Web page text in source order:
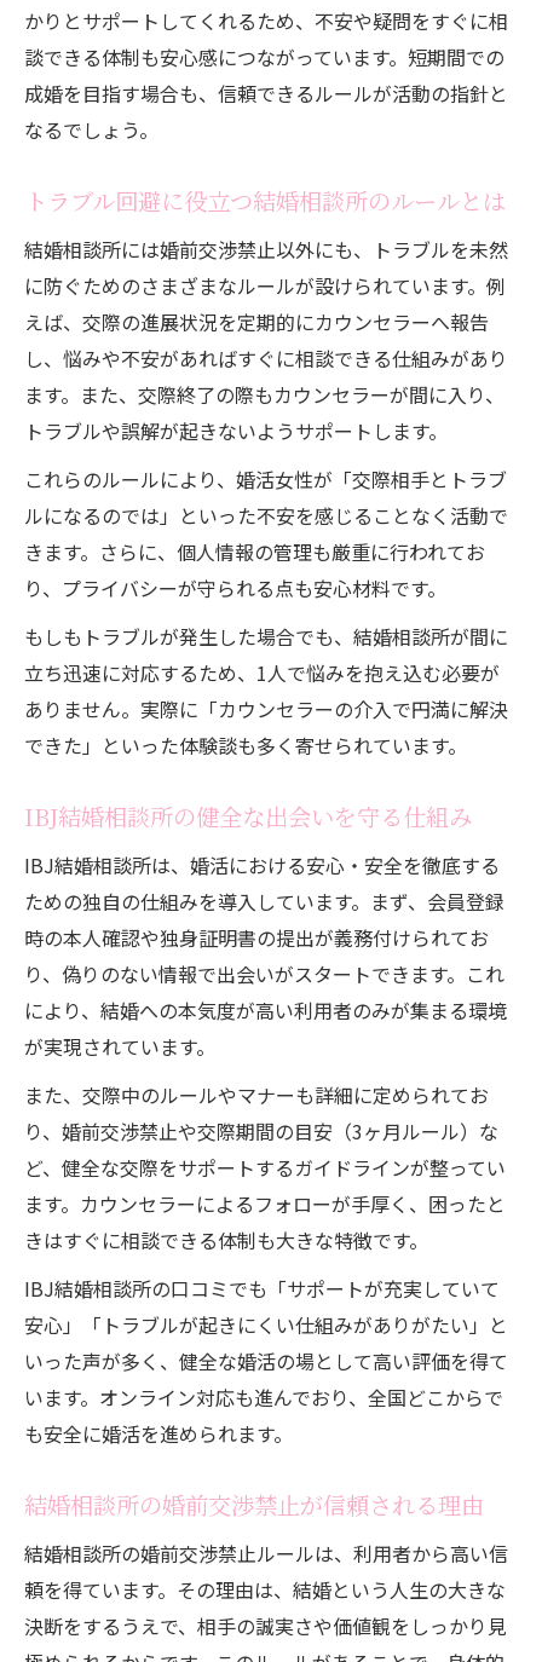
かりとサポートしてくれるため、不安や疑問をすぐに相
談できる体制も安心感につながっています。短期間での
成婚を目指す場合も、信頼できるルールが活動の指針と
なるでしょう。
トラブル回避に役立つ結婚相談所のルールとは
結婚相談所には婚前交渉禁止以外にも、トラブルを未然
に防ぐためのさまざまなルールが設けられています。例
えば、交際の進展状況を定期的にカウンセラーへ報告
し、悩みや不安があればすぐに相談できる仕組みがあり
ます。また、交際終了の際もカウンセラーが間に入り、
トラブルや誤解が起きないようサポートします。
これらのルールにより、婚活女性が「交際相手とトラブ
ルになるのでは」といった不安を感じることなく活動で
きます。さらに、個人情報の管理も厳重に行われてお
り、プライバシーが守られる点も安心材料です。
もしもトラブルが発生した場合でも、結婚相談所が間に
立ち迅速に対応するため、1人で悩みを抱え込む必要が
ありません。実際に「カウンセラーの介入で円満に解決
できた」といった体験談も多く寄せられています。
IBJ結婚相談所の健全な出会いを守る仕組み
IBJ結婚相談所は、婚活における安心・安全を徹底する
ための独自の仕組みを導入しています。まず、会員登録
時の本人確認や独身証明書の提出が義務付けられてお
り、偽りのない情報で出会いがスタートできます。これ
により、結婚への本気度が高い利用者のみが集まる環境
が実現されています。
また、交際中のルールやマナーも詳細に定められてお
り、婚前交渉禁止や交際期間の目安（3ヶ月ルール）な
ど、健全な交際をサポートするガイドラインが整ってい
ます。カウンセラーによるフォローが手厚く、困ったと
きはすぐに相談できる体制も大きな特徴です。
IBJ結婚相談所の口コミでも「サポートが充実していて
安心」「トラブルが起きにくい仕組みがありがたい」と
いった声が多く、健全な婚活の場として高い評価を得て
います。オンライン対応も進んでおり、全国どこからで
も安全に婚活を進められます。
結婚相談所の婚前交渉禁止が信頼される理由
結婚相談所の婚前交渉禁止ルールは、利用者から高い信
頼を得ています。その理由は、結婚という人生の大きな
決断をするうえで、相手の誠実さや価値観をしっかり見